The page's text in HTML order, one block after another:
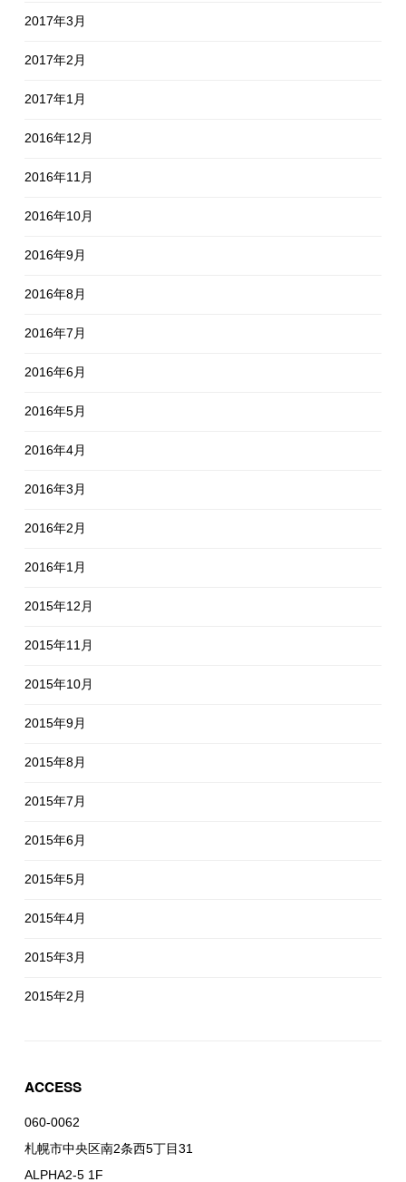
2017年3月
2017年2月
2017年1月
2016年12月
2016年11月
2016年10月
2016年9月
2016年8月
2016年7月
2016年6月
2016年5月
2016年4月
2016年3月
2016年2月
2016年1月
2015年12月
2015年11月
2015年10月
2015年9月
2015年8月
2015年7月
2015年6月
2015年5月
2015年4月
2015年3月
2015年2月
ACCESS
060-0062
札幌市中央区南2条西5丁目31
ALPHA2-5 1F